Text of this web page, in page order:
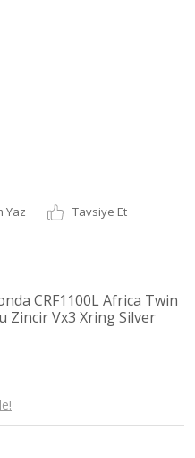
Yaz
Tavsiye Et
CRF1100L Africa Twin
Zincir Vx3 Xring Silver